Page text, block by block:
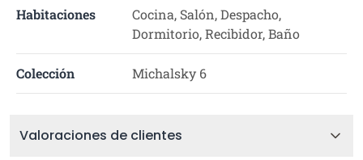
Habitaciones
Cocina, Salón, Despacho,
Dormitorio, Recibidor, Baño
Colección Michalsky 6
Valoraciones de clientes